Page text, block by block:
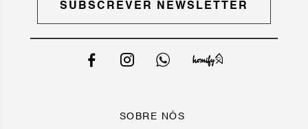
SUBSCREVER NEWSLETTER
SOBRE NÓS